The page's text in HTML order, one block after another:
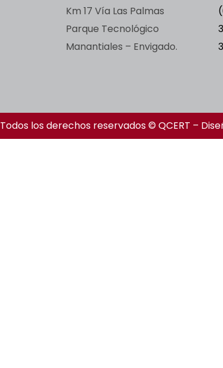
Km 17 Vía Las Palmas
Parque Tecnológico
Manantiales – Envigado.
Todos los derechos reservados © QCERT –